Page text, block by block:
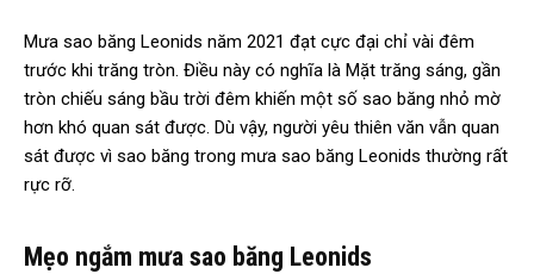
Mưa sao băng Leonids năm 2021 đạt cực đại chỉ vài đêm
trước khi trăng tròn. Điều này có nghĩa là Mặt trăng sáng, gần
tròn chiếu sáng bầu trời đêm khiến một số sao băng nhỏ mờ
hơn khó quan sát được. Dù vậy, người yêu thiên văn vẫn quan
sát được vì sao băng trong mưa sao băng Leonids thường rất
rực rỡ.
Mẹo ngắm mưa sao băng Leonids